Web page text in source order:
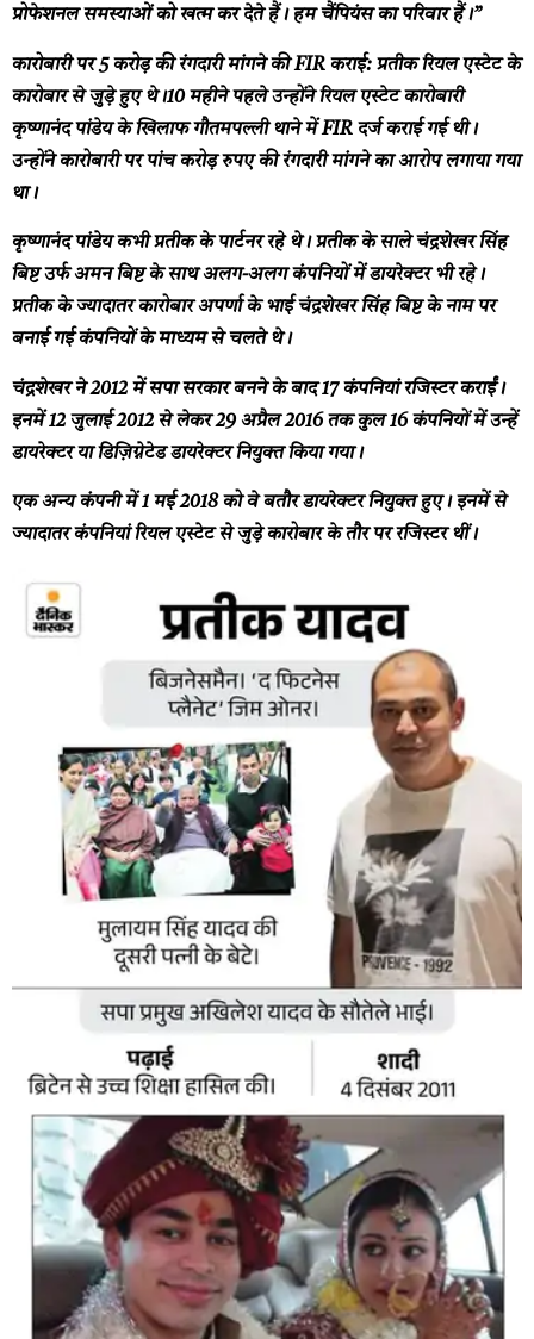
प्रोफेशनल समस्याओं को खत्म कर देते हैं। हम चैंपियंस का परिवार हैं।”
कारोबारी पर 5 करोड़ की रंगदारी मांगने की FIR कराई: प्रतीक रियल एस्टेट के
कारोबार से जुड़े हुए थे।10 महीने पहले उन्होंने रियल एस्टेट कारोबारी
कृष्णानंद पांडेय के खिलाफ गौतमपल्ली थाने में FIR दर्ज कराई गई थी।
उन्होंने कारोबारी पर पांच करोड़ रुपए की रंगदारी मांगने का आरोप लगाया गया
था।
कृष्णानंद पांडेय कभी प्रतीक के पार्टनर रहे थे। प्रतीक के साले चंद्रशेखर सिंह
बिष्ट उर्फ अमन बिष्ट के साथ अलग-अलग कंपनियों में डायरेक्टर भी रहे।
प्रतीक के ज्यादातर कारोबार अपर्णा के भाई चंद्रशेखर सिंह बिष्ट के नाम पर
बनाई गई कंपनियों के माध्यम से चलते थे।
चंद्रशेखर ने 2012 में सपा सरकार बनने के बाद 17 कंपनियां रजिस्टर कराईं।
इनमें 12 जुलाई 2012 से लेकर 29 अप्रैल 2016 तक कुल 16 कंपनियों में उन्हें
डायरेक्टर या डिज़िग्नेटेड डायरेक्टर नियुक्त किया गया।
एक अन्य कंपनी में 1 मई 2018 को वे बतौर डायरेक्टर नियुक्त हुए। इनमें से
ज्यादातर कंपनियां रियल एस्टेट से जुड़े कारोबार के तौर पर रजिस्टर थीं।